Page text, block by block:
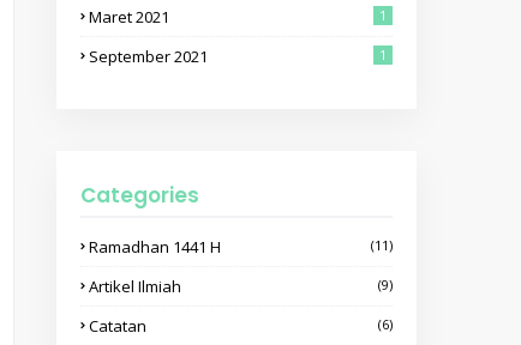
Maret 2021 1
September 2021 1
Categories
Ramadhan 1441 H (11)
Artikel Ilmiah (9)
Catatan (6)